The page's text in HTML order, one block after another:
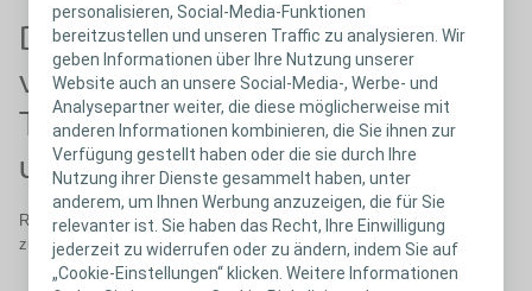
personalisieren, Social-Media-Funktionen
bereitzustellen und unseren Traffic zu analysieren. Wir
geben Informationen über Ihre Nutzung unserer
Website auch an unsere Social-Media-, Werbe- und
Analysepartner weiter, die diese möglicherweise mit
anderen Informationen kombinieren, die Sie ihnen zur
Verfügung gestellt haben oder die sie durch Ihre
Nutzung ihrer Dienste gesammelt haben, unter
anderem, um Ihnen Werbung anzuzeigen, die für Sie
relevanter ist. Sie haben das Recht, Ihre Einwilligung
jederzeit zu widerrufen oder zu ändern, indem Sie auf
„Cookie-Einstellungen“ klicken. Weitere Informationen
Die neue Verpackung
vereinfacht das Öffnen,
Transportieren, Verschliessen
und ist umweltfreundlicher.
Registrieren Sie sich jetzt um bei Markteinführung kostenlose Muster
zu erhalten.